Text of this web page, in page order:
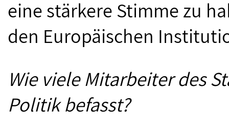
eine stärkere Stimme zu
den Europäischen
Wie viele Mitarbeiter des
Politik befasst?